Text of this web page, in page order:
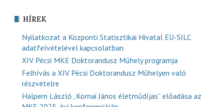
HÍREK
Nyilatkozat a Központi Statisztikai Hivatal EU-SILC
adatfelvételével kapcsolatban
XIV. Pécsi MKE Doktorandusz Műhely programja
Felhívás a XIV. Pécsi Doktorandusz Műhelyen való
részvételre
Halpern László „Kornai János életműdíjas” előadása az